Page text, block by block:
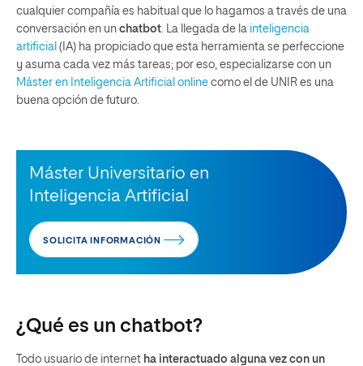
cualquier compañía es habitual que lo hagamos a través de una
conversación en un chatbot . La llegada de la inteligencia
artificial (IA) ha propiciado que esta herramienta se perfeccione
y asuma cada vez más tareas; por eso, especializarse con un
Máster en Inteligencia Artificial online como el de UNIR es una
buena opción de futuro.
Máster Universitario en
Inteligencia Artificial
SOLICITA INFORMACIÓN
¿Qué es un chatbot?
Todo usuario de internet ha interactuado alguna vez con un